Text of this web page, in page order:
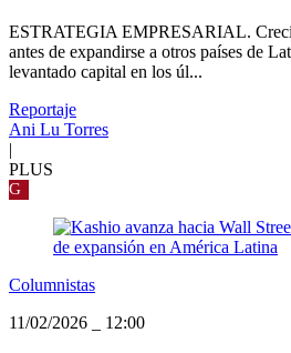
ESTRATEGIA EMPRESARIAL.
antes de expandirse a otros países de
levantado capital en los úl...
Reportaje
Ani Lu Torres
|
PLUS
G
Columnistas
11/02/2026
12:00